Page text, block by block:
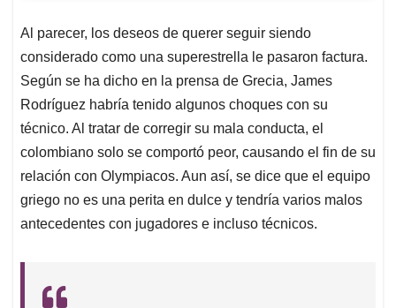
Al parecer, los deseos de querer seguir siendo
considerado como una superestrella le pasaron factura.
Según se ha dicho en la prensa de Grecia, James
Rodríguez habría tenido algunos choques con su
técnico. Al tratar de corregir su mala conducta, el
colombiano solo se comportó peor, causando el fin de su
relación con Olympiacos. Aun así, se dice que el equipo
griego no es una perita en dulce y tendría varios malos
antecedentes con jugadores e incluso técnicos.